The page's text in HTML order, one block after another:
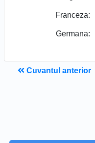
Franceza:
Germana:
Cuvantul anterior